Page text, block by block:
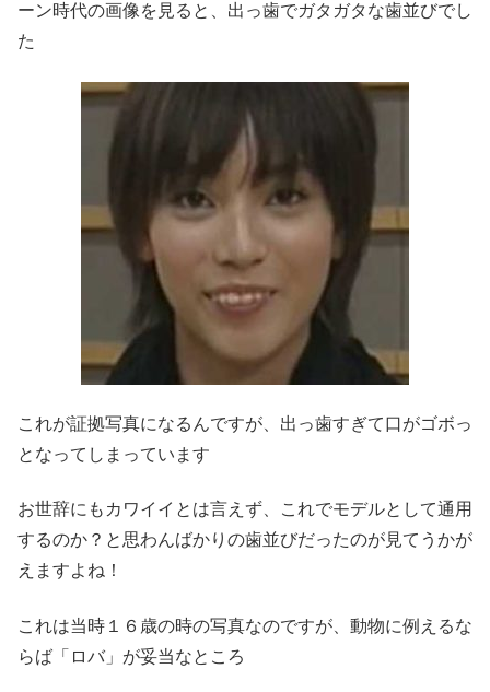
ーン時代の画像を見ると、出っ歯でガタガタな歯並びでし
た
これが証拠写真になるんですが、出っ歯すぎて口がゴボっ
となってしまっています
お世辞にもカワイイとは言えず、これでモデルとして通用
するのか？と思わんばかりの歯並びだったのが見てうかが
えますよね！
これは当時１６歳の時の写真なのですが、動物に例えるな
らば「ロバ」が妥当なところ